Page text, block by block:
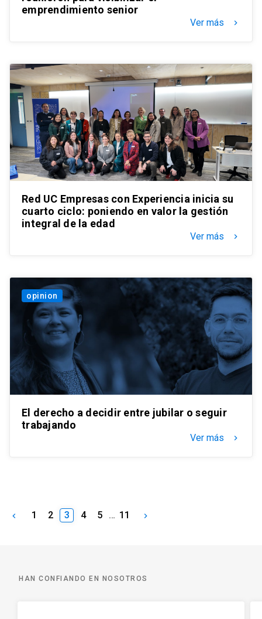
emprendimiento senior
Ver más keyboard_arrow_right
Red UC Empresas con Experiencia inicia su
cuarto ciclo: poniendo en valor la gestión
integral de la edad
Ver más keyboard_arrow_right
opinion
El derecho a decidir entre jubilar o seguir
trabajando
Ver más keyboard_arrow_right
keyboard_arrow_left 1 2 3 4 5 … 11 keyboard_arrow_right
HAN CONFIANDO EN NOSOTROS